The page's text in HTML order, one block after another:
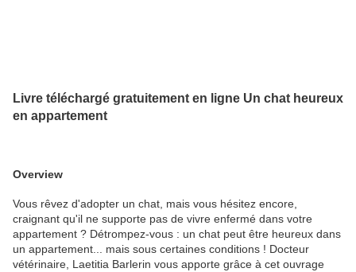
Livre téléchargé gratuitement en ligne Un chat heureux
en appartement
Overview
Vous rêvez d'adopter un chat, mais vous hésitez encore,
craignant qu'il ne supporte pas de vivre enfermé dans votre
appartement ? Détrompez-vous : un chat peut être heureux dans
un appartement... mais sous certaines conditions ! Docteur
vétérinaire, Laetitia Barlerin vous apporte grâce à cet ouvrage